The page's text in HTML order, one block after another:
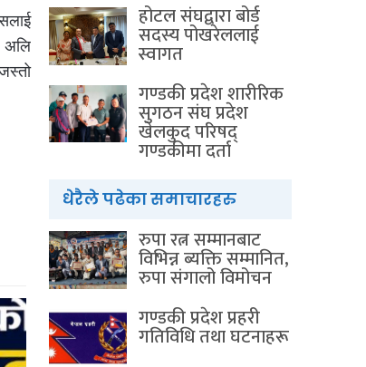
अलि
होटल संघद्वारा बोर्ड
सदस्य पोखरेललाई
स्वागत
गण्डकी प्रदेश शारीरिक
सुगठन संघ प्रदेश
खेलकुद परिषद्
गण्डकीमा दर्ता
धेरैले पढेका समाचारहरु
रुपा रत्न सम्मानबाट
विभिन्न ब्यक्ति सम्मानित,
रुपा संगालो विमोचन
गण्डकी प्रदेश प्रहरी
गतिविधि तथा घटनाहरू